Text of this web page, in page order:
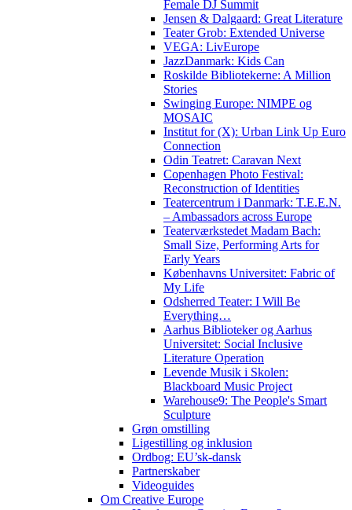
Female DJ Summit
Jensen & Dalgaard: Great Literature
Teater Grob: Extended Universe
VEGA: LivEurope
JazzDanmark: Kids Can
Roskilde Bibliotekerne: A Million
Stories
Swinging Europe: NIMPE og
MOSAIC
Institut for (X): Urban Link Up Euro
Connection
Odin Teatret: Caravan Next
Copenhagen Photo Festival:
Reconstruction of Identities
Teatercentrum i Danmark: T.E.E.N.
– Ambassadors across Europe
Teaterværkstedet Madam Bach:
Small Size, Performing Arts for
Early Years
Københavns Universitet: Fabric of
My Life
Odsherred Teater: I Will Be
Everything…
Aarhus Biblioteker og Aarhus
Universitet: Social Inclusive
Literature Operation
Levende Musik i Skolen:
Blackboard Music Project
Warehouse9: The People's Smart
Sculpture
Grøn omstilling
Ligestilling og inklusion
Ordbog: EU’sk-dansk
Partnerskaber
Videoguides
Om Creative Europe